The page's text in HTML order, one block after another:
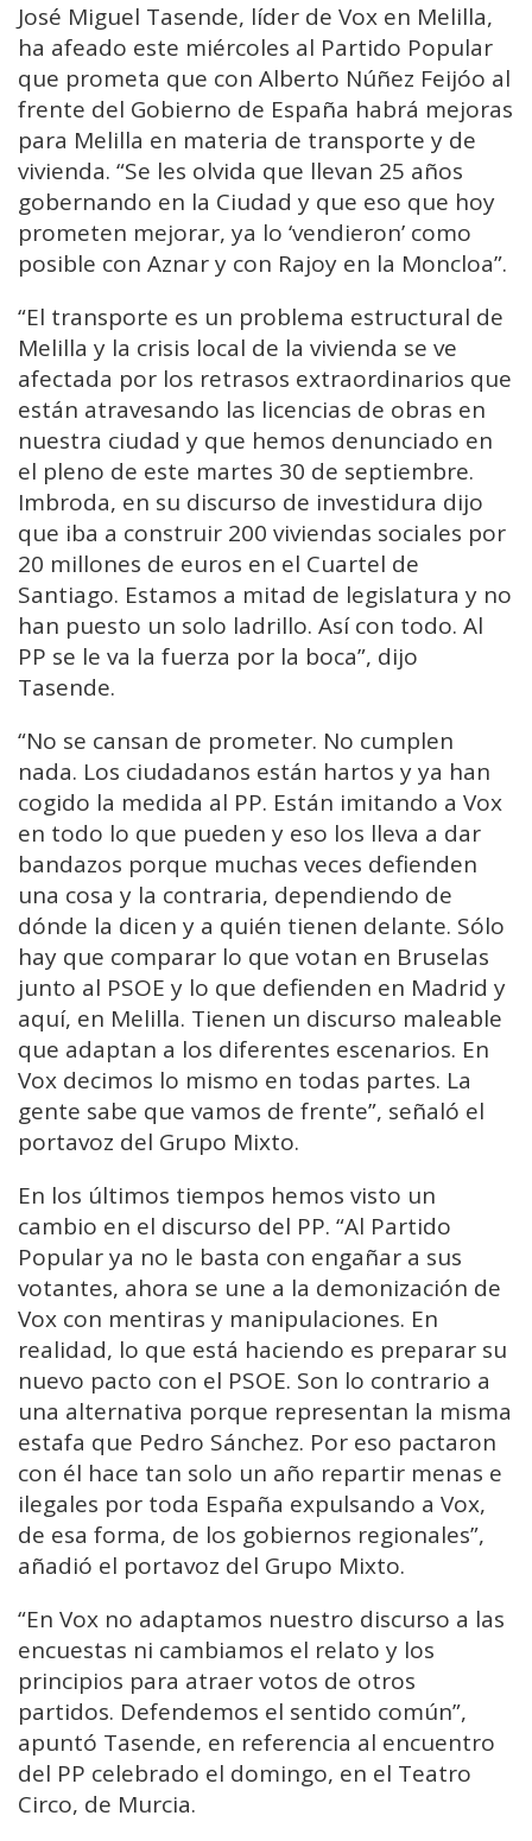
José Miguel Tasende, líder de Vox en Melilla,
ha afeado este miércoles al Partido Popular
que prometa que con Alberto Núñez Feijóo al
frente del Gobierno de España habrá mejoras
para Melilla en materia de transporte y de
vivienda. “Se les olvida que llevan 25 años
gobernando en la Ciudad y que eso que hoy
prometen mejorar, ya lo ‘vendieron’ como
posible con Aznar y con Rajoy en la Moncloa”.
“El transporte es un problema estructural de
Melilla y la crisis local de la vivienda se ve
afectada por los retrasos extraordinarios que
están atravesando las licencias de obras en
nuestra ciudad y que hemos denunciado en
el pleno de este martes 30 de septiembre.
Imbroda, en su discurso de investidura dijo
que iba a construir 200 viviendas sociales por
20 millones de euros en el Cuartel de
Santiago. Estamos a mitad de legislatura y no
han puesto un solo ladrillo. Así con todo. Al
PP se le va la fuerza por la boca”, dijo
Tasende.
“No se cansan de prometer. No cumplen
nada. Los ciudadanos están hartos y ya han
cogido la medida al PP. Están imitando a Vox
en todo lo que pueden y eso los lleva a dar
bandazos porque muchas veces defienden
una cosa y la contraria, dependiendo de
dónde la dicen y a quién tienen delante. Sólo
hay que comparar lo que votan en Bruselas
junto al PSOE y lo que defienden en Madrid y
aquí, en Melilla. Tienen un discurso maleable
que adaptan a los diferentes escenarios. En
Vox decimos lo mismo en todas partes. La
gente sabe que vamos de frente”, señaló el
portavoz del Grupo Mixto.
En los últimos tiempos hemos visto un
cambio en el discurso del PP. “Al Partido
Popular ya no le basta con engañar a sus
votantes, ahora se une a la demonización de
Vox con mentiras y manipulaciones. En
realidad, lo que está haciendo es preparar su
nuevo pacto con el PSOE. Son lo contrario a
una alternativa porque representan la misma
estafa que Pedro Sánchez. Por eso pactaron
con él hace tan solo un año repartir menas e
ilegales por toda España expulsando a Vox,
de esa forma, de los gobiernos regionales”,
añadió el portavoz del Grupo Mixto.
“En Vox no adaptamos nuestro discurso a las
encuestas ni cambiamos el relato y los
principios para atraer votos de otros
partidos. Defendemos el sentido común”,
apuntó Tasende, en referencia al encuentro
del PP celebrado el domingo, en el Teatro
Circo, de Murcia.